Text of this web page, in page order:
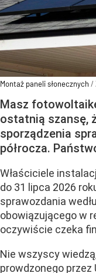
Montaż paneli słonecznych /
Masz
ostatnią szansę,
sporządzenia
półrocza.
Właściciele
do 31 lipca 2026
sprawozdania
obowiązującego w
oczywiście czeka
Nie wszyscy
prowdzonego przez